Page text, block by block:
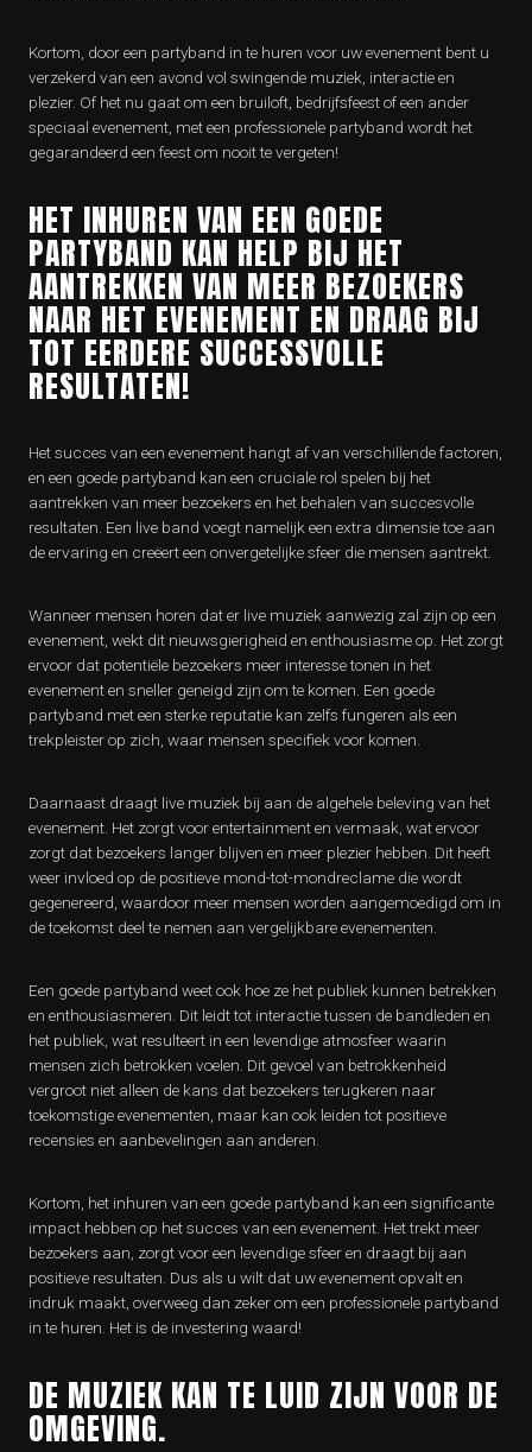
Kortom, door een partyband in te huren voor uw evenement bent u
verzekerd van een avond vol swingende muziek, interactie en
plezier. Of het nu gaat om een bruiloft, bedrijfsfeest of een ander
speciaal evenement, met een professionele partyband wordt het
gegarandeerd een feest om nooit te vergeten!
HET INHUREN VAN EEN GOEDE
PARTYBAND KAN HELP BIJ HET
AANTREKKEN VAN MEER BEZOEKERS
NAAR HET EVENEMENT EN DRAAG BIJ
TOT EERDERE SUCCESSVOLLE
RESULTATEN!
Het succes van een evenement hangt af van verschillende factoren,
en een goede partyband kan een cruciale rol spelen bij het
aantrekken van meer bezoekers en het behalen van succesvolle
resultaten. Een live band voegt namelijk een extra dimensie toe aan
de ervaring en creëert een onvergetelijke sfeer die mensen aantrekt.
Wanneer mensen horen dat er live muziek aanwezig zal zijn op een
evenement, wekt dit nieuwsgierigheid en enthousiasme op. Het zorgt
ervoor dat potentiële bezoekers meer interesse tonen in het
evenement en sneller geneigd zijn om te komen. Een goede
partyband met een sterke reputatie kan zelfs fungeren als een
trekpleister op zich, waar mensen specifiek voor komen.
Daarnaast draagt live muziek bij aan de algehele beleving van het
evenement. Het zorgt voor entertainment en vermaak, wat ervoor
zorgt dat bezoekers langer blijven en meer plezier hebben. Dit heeft
weer invloed op de positieve mond-tot-mondreclame die wordt
gegenereerd, waardoor meer mensen worden aangemoedigd om in
de toekomst deel te nemen aan vergelijkbare evenementen.
Een goede partyband weet ook hoe ze het publiek kunnen betrekken
en enthousiasmeren. Dit leidt tot interactie tussen de bandleden en
het publiek, wat resulteert in een levendige atmosfeer waarin
mensen zich betrokken voelen. Dit gevoel van betrokkenheid
vergroot niet alleen de kans dat bezoekers terugkeren naar
toekomstige evenementen, maar kan ook leiden tot positieve
recensies en aanbevelingen aan anderen.
Kortom, het inhuren van een goede partyband kan een significante
impact hebben op het succes van een evenement. Het trekt meer
bezoekers aan, zorgt voor een levendige sfeer en draagt bij aan
positieve resultaten. Dus als u wilt dat uw evenement opvalt en
indruk maakt, overweeg dan zeker om een professionele partyband
in te huren. Het is de investering waard!
DE MUZIEK KAN TE LUID ZIJN VOOR DE
OMGEVING.